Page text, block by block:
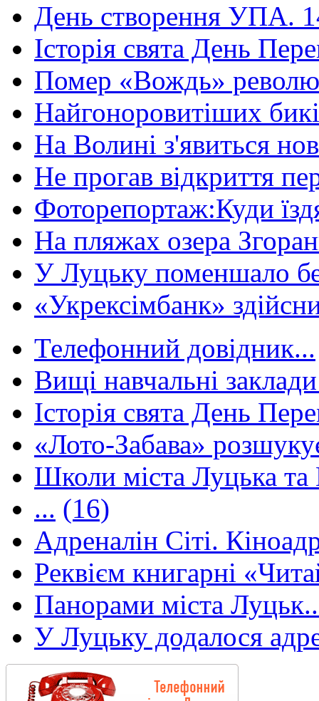
День створення УПА.
Історія свята День
Помер «Вождь»
Найгоноровитіших
На Волині з'явиться
Не прогав відкриття
Фоторепортаж:Куди
На пляжах озера
У Луцьку поменшало
«Укрексімбанк»
Телефонний довідник...
Вищі навчальні
Історія свята День
«Лото-Забава»
Школи міста Луцька та
... (16)
Адреналін Сіті.
Реквієм книгарні
Панорами міста
У Луцьку додалося